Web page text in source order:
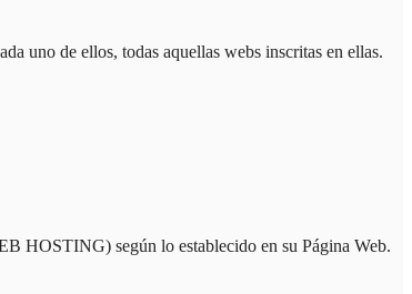
uno de ellos, todas aquellas webs inscritas en ellas.
HOSTING) según lo establecido en su Página Web.